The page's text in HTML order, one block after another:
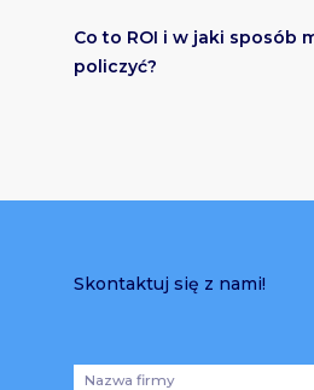
Co to ROI i w jaki sposób
policzyć?
Skontaktuj się z nami!